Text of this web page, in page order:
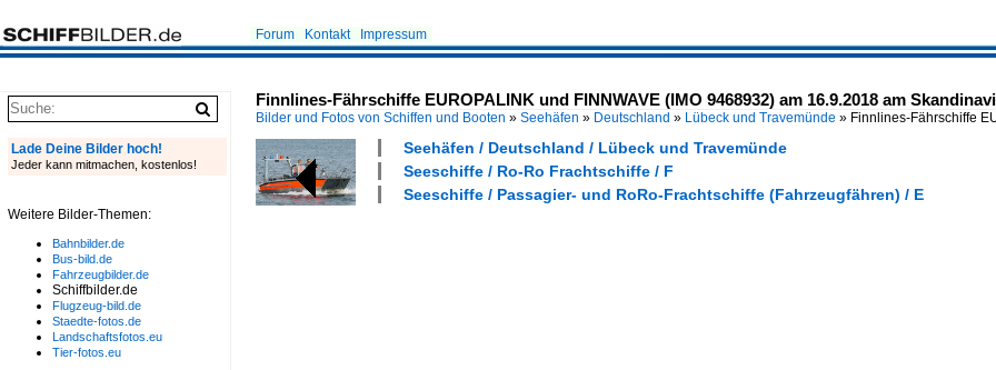
Forum Kontakt Impressum
Finnlines-Fährschiffe EUROPALINK und FINNWAVE (IMO 9468932) am 16.9.2018 am
Bilder und Fotos von Schiffen und Booten » Seehäfen » Deutschland » Lübeck und Travemünde » Finnlines-Fährschiffe
Seehäfen / Deutschland / Lübeck und Travemünde
Seeschiffe / Ro-Ro Frachtschiffe / F
Seeschiffe / Passagier- und RoRo-Frachtschiffe (Fahrzeugfähren) / E
Lade Deine Bilder hoch!
Jeder kann mitmachen, kostenlos!
Weitere Bilder-Themen:
Bahnbilder.de
Bus-bild.de
Fahrzeugbilder.de
Schiffbilder.de
Flugzeug-bild.de
Staedte-fotos.de
Landschaftsfotos.eu
Tier-fotos.eu